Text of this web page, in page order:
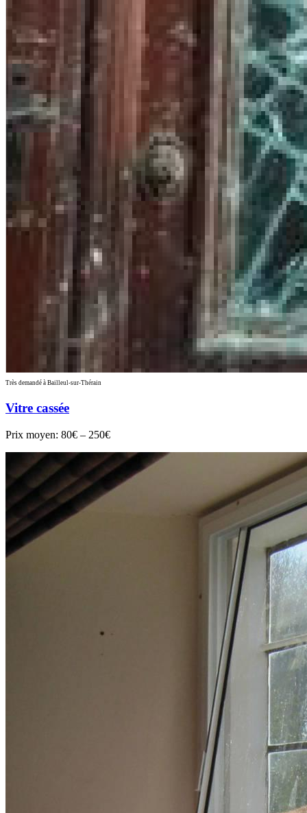
Très demandé à Bailleul-sur-Thérain
Vitre cassée
Prix moyen: 80€ – 250€